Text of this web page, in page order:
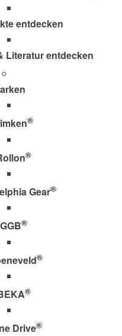
entdecken
Literatur entdecken
®
®
Gear®
GGB®
®
®
Drive®